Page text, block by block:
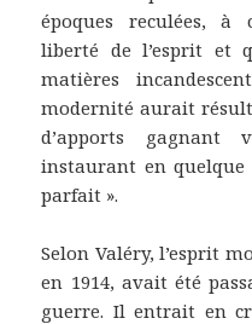
époques reculées,
liberté de l’esprit et
matières
modernité aurait
d’apports
instaurant en
parfait ».
Selon Valéry, l’esprit
en 1914, avait été
guerre. Il entrait en